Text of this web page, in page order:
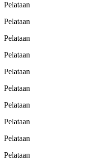
Pelataan
Pelataan
Pelataan
Pelataan
Pelataan
Pelataan
Pelataan
Pelataan
Pelataan
Pelataan